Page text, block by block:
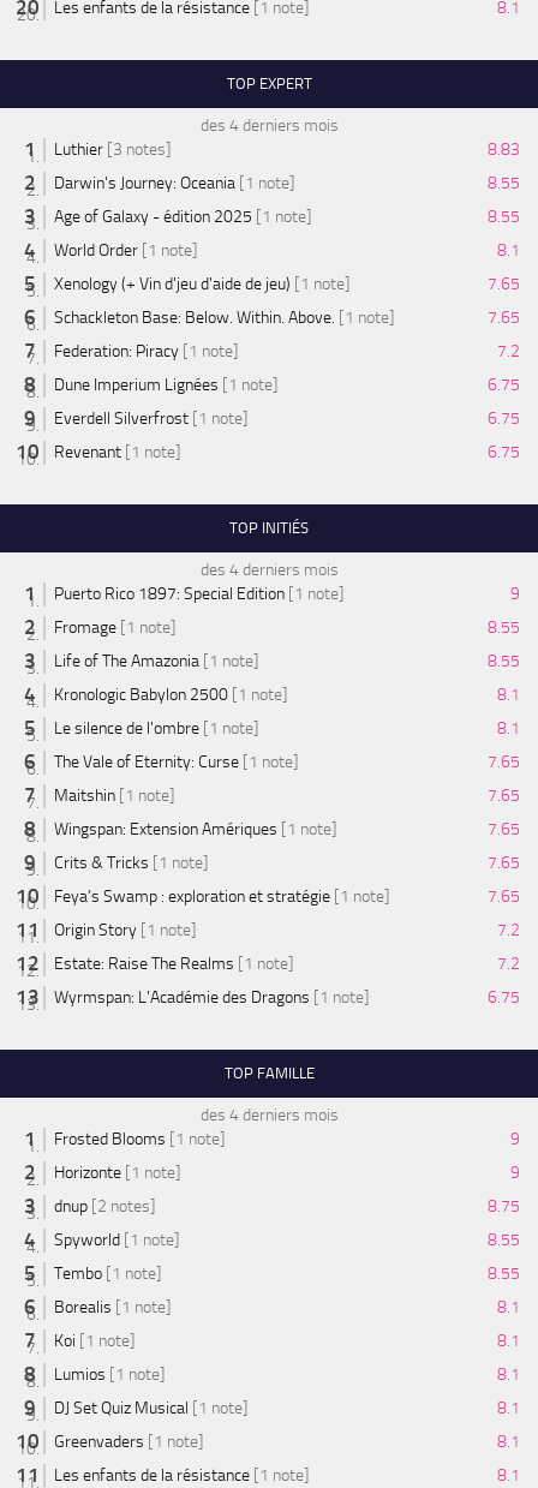
Les enfants de la résistance [1 note] 8.1
TOP EXPERT
des 4 derniers mois
Luthier [3 notes]
8.83
Darwin's Journey: Oceania [1 note]
8.55
Age of Galaxy - édition 2025 [1 note]
8.55
World Order [1 note]
8.1
Xenology (+ Vin d'jeu d'aide de jeu) [1 note]
7.65
Schackleton Base: Below. Within. Above. [1 note]
7.65
Federation: Piracy [1 note]
7.2
Dune Imperium Lignées [1 note]
6.75
Everdell Silverfrost [1 note]
6.75
Revenant [1 note] 6.75
TOP INITIÉS
des 4 derniers mois
Puerto Rico 1897: Special Edition [1 note]
9
Fromage [1 note]
8.55
Life of The Amazonia [1 note]
8.55
Kronologic Babylon 2500 [1 note]
8.1
Le silence de l'ombre [1 note]
8.1
The Vale of Eternity: Curse [1 note]
7.65
Maitshin [1 note]
7.65
Wingspan: Extension Amériques [1 note]
7.65
Crits & Tricks [1 note]
7.65
Feya’s Swamp : exploration et stratégie [1 note]
7.65
Origin Story [1 note]
7.2
Estate: Raise The Realms [1 note]
7.2
Wyrmspan: L'Académie des Dragons [1 note] 6.75
TOP FAMILLE
des 4 derniers mois
Frosted Blooms [1 note]
9
Horizonte [1 note]
9
dnup [2 notes]
8.75
Spyworld [1 note]
8.55
Tembo [1 note]
8.55
Borealis [1 note]
8.1
Koi [1 note]
8.1
Lumios [1 note]
8.1
DJ Set Quiz Musical [1 note]
8.1
Greenvaders [1 note]
8.1
Les enfants de la résistance [1 note]
8.1